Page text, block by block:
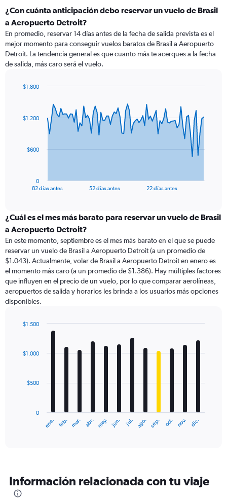
¿Con cuánta anticipación debo reservar un vuelo de Brasil
a Aeropuerto Detroit?
En promedio, reservar 14 días antes de la fecha de salida prevista es el
mejor momento para conseguir vuelos baratos de Brasil a Aeropuerto
Detroit. La tendencia general es que cuanto más te acerques a la fecha
de salida, más caro será el vuelo.
data
The
categories.
Range:
categories.
The
chart
has
1
Y
axis
values.
to
82 días antes 52 días antes 22 días antes
0
$600
$1.200
$1.800
¿Cuál es el mes más barato para reservar un vuelo de Brasil
a Aeropuerto Detroit?
En este momento, septiembre es el mes más barato en el que se puede
reservar un vuelo de Brasil a Aeropuerto Detroit (a un promedio de
$1.043). Actualmente, volar de Brasil a Aeropuerto Detroit en enero es
el momento más caro (a un promedio de $1.386). Hay múltiples factores
que influyen en el precio de un vuelo, por lo que comparar aerolíneas,
aeropuertos de salida y horarios les brinda a los usuarios más opciones
disponibles.
with
12
The
categories.
The
ene. feb. mar. abr. may. jun. jul. ago. sep. oct. nov. dic.
0
$500
$1.000
$1.500
Información relacionada con tu viaje